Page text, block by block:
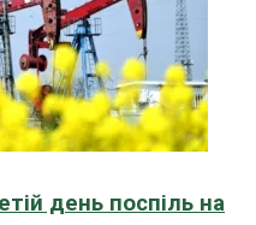
день поспіль на